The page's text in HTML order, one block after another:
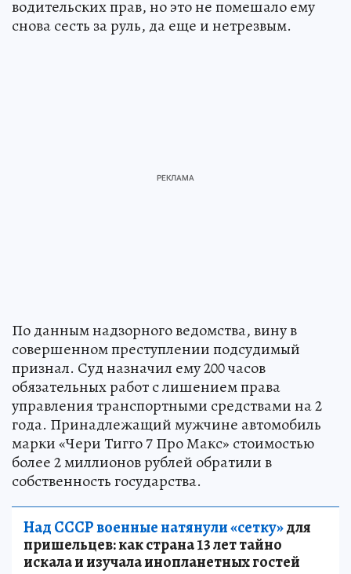
водительских прав, но это не помешало ему
снова сесть за руль, да еще и нетрезвым.
По данным надзорного ведомства, вину в
совершенном преступлении подсудимый
признал. Суд назначил ему 200 часов
обязательных работ с лишением права
управления транспортными средствами на 2
года. Принадлежащий мужчине автомобиль
марки «Чери Тигго 7 Про Макс» стоимостью
более 2 миллионов рублей обратили в
собственность государства.
Над СССР военные натянули «сетку»для
пришельцев: как страна 13 лет тайно
искала и изучала инопланетных гостей